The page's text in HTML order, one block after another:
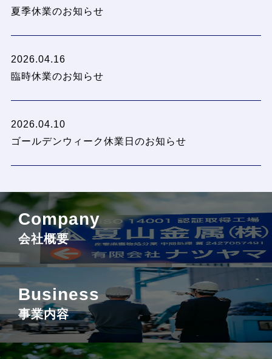
夏季休業のお知らせ
2026.04.16
臨時休業のお知らせ
2026.04.10
ゴールデンウィーク休業日のお知らせ
Company
会社概要
Business
事業内容